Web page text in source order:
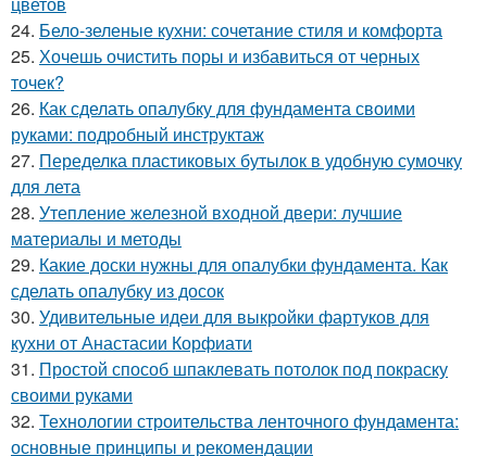
24. Бело-зеленые кухни: сочетание стиля и комфорта
25. Хочешь очистить поры и избавиться от черных
точек?
26. Как сделать опалубку для фундамента своими
руками: подробный инструктаж
27. Переделка пластиковых бутылок в удобную сумочку
для лета
28. Утепление железной входной двери: лучшие
материалы и методы
29. Какие доски нужны для опалубки фундамента. Как
сделать опалубку из досок
30. Удивительные идеи для выкройки фартуков для
кухни от Анастасии Корфиати
31. Простой способ шпаклевать потолок под покраску
своими руками
32. Технологии строительства ленточного фундамента:
основные принципы и рекомендации